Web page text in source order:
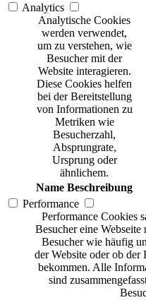
Analytics
Analytische Cookies
werden verwendet,
um zu verstehen, wie
Besucher mit der
Website interagieren.
Diese Cookies helfen
bei der Bereitstellung
von Informationen zu
Metriken wie
Besucherzahl,
Absprungrate,
Ursprung oder
ähnlichem.
Name Beschreibung
Performance
Performance Cookies
Besucher eine
Besucher wie häufig
der Website oder ob der
bekommen. Alle
sind